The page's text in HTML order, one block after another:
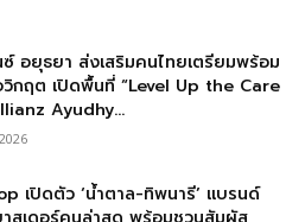
อยุธยา ส่งเสริมคนไทยเตรียมพร้อม
กฤต เปิดพื้นที่ “Level Up the Care
Ayudhy...
เปิดตัว ‘น้ำตาล-ทิพนารี’ แบรนด์